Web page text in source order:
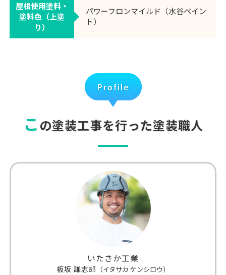
屋根使用塗料・
塗料色（上塗
り）
パワーフロンマイルド（水谷ペイン
ト）
Profile
こ の塗装工事を行った塗装職人
いたさか工業
板坂 謙志郎 （イタサカ ケンシロウ）